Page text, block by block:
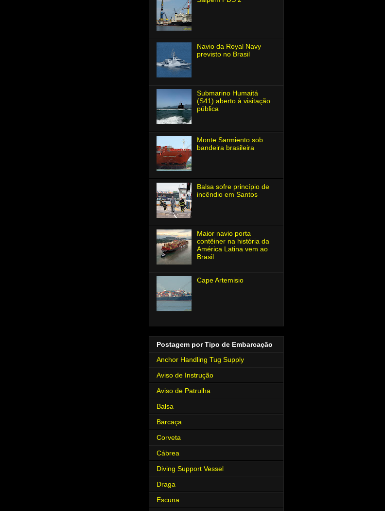
Navio da Royal Navy
previsto no Brasil
Submarino Humaitá
(S41) aberto à visitação
pública
Monte Sarmiento sob
bandeira brasileira
Balsa sofre princípio de
incêndio em Santos
Maior navio porta
contêiner na história da
América Latina vem ao
Brasil
Cape Artemisio
Postagem por Tipo de Embarcação
Anchor Handling Tug Supply
Aviso de Instrução
Aviso de Patrulha
Balsa
Barcaça
Corveta
Cábrea
Diving Support Vessel
Draga
Escuna